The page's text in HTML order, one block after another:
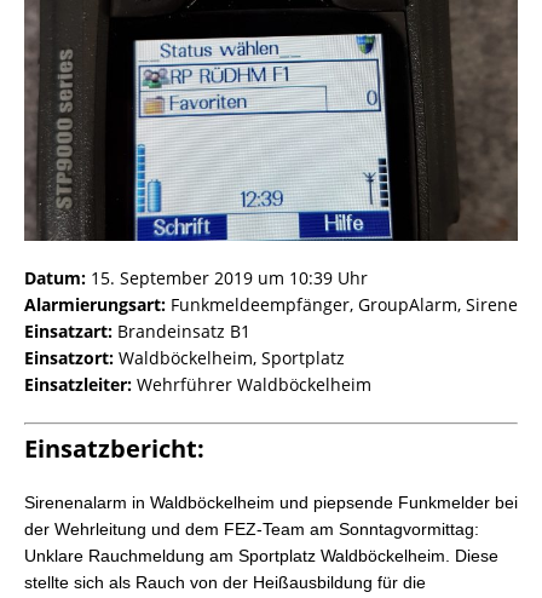
Datum: 15. September 2019 um 10:39 Uhr
Alarmierungsart: Funkmeldeempfänger, GroupAlarm, Sirene
Einsatzart: Brandeinsatz B1
Einsatzort: Waldböckelheim, Sportplatz
Einsatzleiter: Wehrführer Waldböckelheim
Einsatzbericht:
Sirenenalarm in Waldböckelheim und piepsende Funkmelder bei
der Wehrleitung und dem FEZ-Team am Sonntagvormittag:
Unklare Rauchmeldung am Sportplatz Waldböckelheim. Diese
stellte sich als Rauch von der Heißausbildung für die